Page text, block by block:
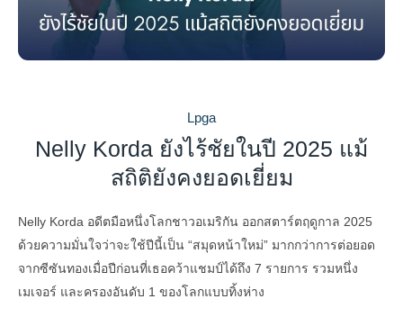
Lpga
Nelly Korda ยังไร้ชัยในปี 2025 แม้
สถิติยังคงยอดเยี่ยม
Nelly Korda อดีตมือหนึ่งโลกชาวอเมริกัน ออกสตาร์ตฤดูกาล 2025
ด้วยความมั่นใจว่าจะใช้ปีนี้เป็น “สมุดหน้าใหม่” มากกว่าการต่อยอด
จากซีซันทองเมื่อปีก่อนที่เธอคว้าแชมป์ได้ถึง 7 รายการ รวมหนึ่ง
เมเจอร์ และครองอันดับ 1 ของโลกแบบทิ้งห่าง